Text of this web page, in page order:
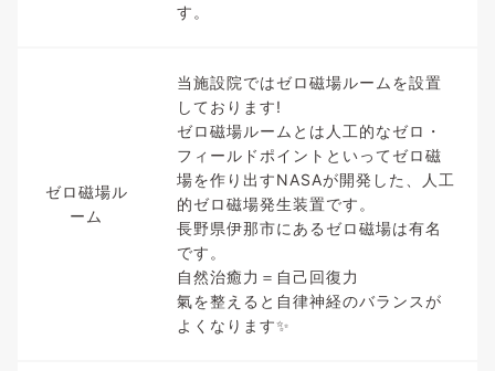
す。
ゼロ磁場ル
ーム
当施設院ではゼロ磁場ルームを設置
しております!
ゼロ磁場ルームとは人工的なゼロ・
フィールドポイントといってゼロ磁
場を作り出すNASAが開発した、人工
的ゼロ磁場発生装置です。
長野県伊那市にあるゼロ磁場は有名
です。
自然治癒力＝自己回復力
氣を整えると自律神経のバランスが
よくなります✨